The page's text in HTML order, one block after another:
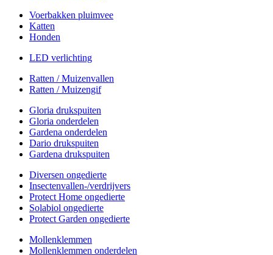
Voerbakken pluimvee
Katten
Honden
LED verlichting
Ratten / Muizenvallen
Ratten / Muizengif
Gloria drukspuiten
Gloria onderdelen
Gardena onderdelen
Dario drukspuiten
Gardena drukspuiten
Diversen ongedierte
Insectenvallen-/verdrijvers
Protect Home ongedierte
Solabiol ongedierte
Protect Garden ongedierte
Mollenklemmen
Mollenklemmen onderdelen